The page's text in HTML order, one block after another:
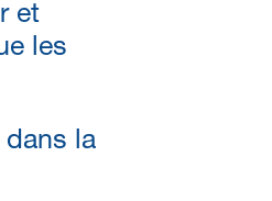
et
les
la